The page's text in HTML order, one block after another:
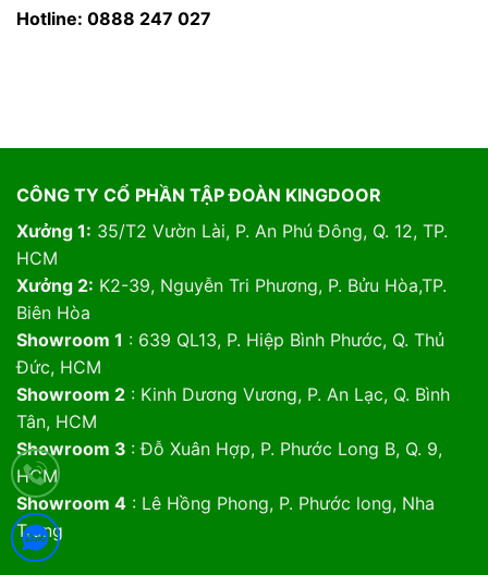
Hotline: 0888 247 027
CÔNG TY CỔ PHẦN TẬP ĐOÀN KINGDOOR
Xưởng 1: 35/T2 Vườn Lài, P. An Phú Đông, Q. 12, TP.
HCM
Xưởng 2: K2-39, Nguyễn Tri Phương, P. Bửu Hòa,TP.
Biên Hòa
Showroom 1 : 639 QL13, P. Hiệp Bình Phước, Q. Thủ
Đức, HCM
Showroom 2: Kinh Dương Vương, P. An Lạc, Q. Bình
Tân, HCM
Showroom 3 : Đỗ Xuân Hợp, P. Phước Long B, Q. 9,
HCM
Showroom 4: Lê Hồng Phong, P. Phước long, Nha
Trang